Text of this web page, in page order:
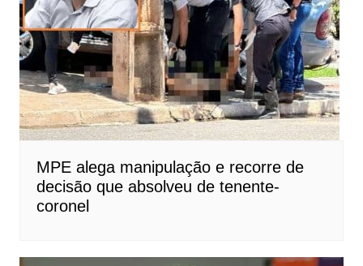
MPE alega manipulação e recorre de
decisão que absolveu de tenente-
coronel